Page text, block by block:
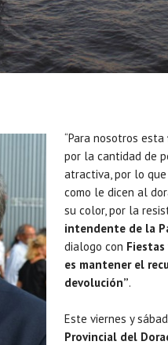
“Para nosotros esta
por la cantidad de
atractiva, por lo
como le dicen al
su color, por la
intendente de la
dialogo con Fiestas
es mantener el
devolución”.
Este viernes y
Provincial del